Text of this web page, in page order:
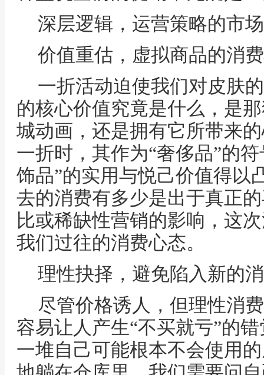
深层逻辑，运营策略的市
价值重估，虚拟商品的消
一折活动迫使我们对皮肤
的核心价值究竟是什么，是
城动画，还是拥有它所带来
一折时，其作为“奢侈品”的
饰品”的实用与悦己价值得以
去的消费有多少是出于真正
比或稀缺性营销的影响，这
我们过往的消费心态。
理性抉择，避免陷入新的
尽管价格诱人，但理性消
容易让人产生“不买就亏”的
一堆自己可能根本不会使用